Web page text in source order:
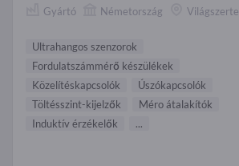
Gyártó Németország Világszerte
Ultrahangos szenzorok
Fordulatszámmérő készülékek
Közelítéskapcsolók
Úszókapcsolók
Töltésszint-kijelzők
Méro átalakítók
Induktív érzékelők
...